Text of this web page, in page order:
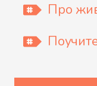
Про